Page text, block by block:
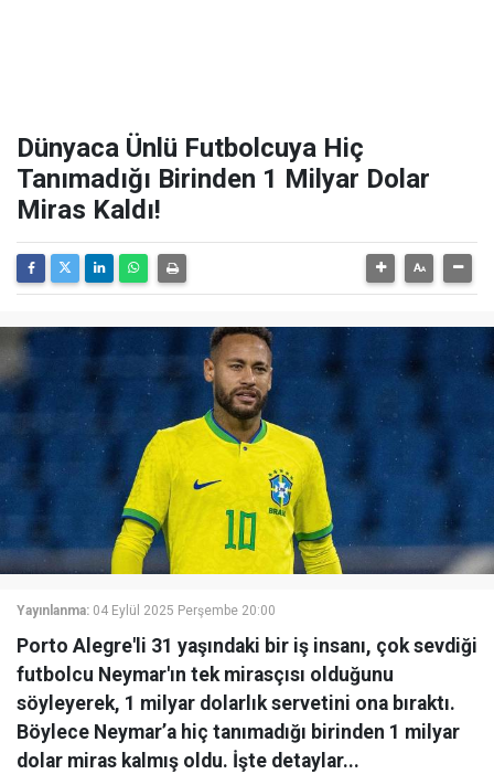
Dünyaca Ünlü Futbolcuya Hiç
Tanımadığı Birinden 1 Milyar Dolar
Miras Kaldı!
Yayınlanma: 04 Eylül 2025 Perşembe 20:00
Porto Alegre'li 31 yaşındaki bir iş insanı, çok sevdiği
futbolcu Neymar'ın tek mirasçısı olduğunu
söyleyerek, 1 milyar dolarlık servetini ona bıraktı.
Böylece Neymar’a hiç tanımadığı birinden 1 milyar
dolar miras kalmış oldu. İşte detaylar...